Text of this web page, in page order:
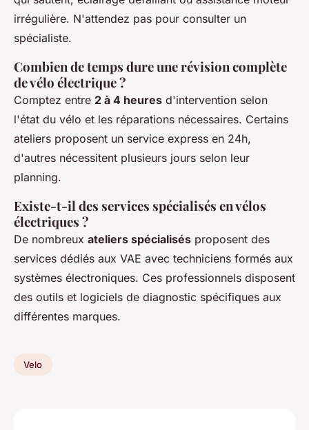
irrégulière. N'attendez pas pour consulter un
spécialiste.
Combien de temps dure une révision complète
de vélo électrique ?
Comptez entre 2 à 4 heures d'intervention selon
l'état du vélo et les réparations nécessaires. Certains
ateliers proposent un service express en 24h,
d'autres nécessitent plusieurs jours selon leur
planning.
Existe-t-il des services spécialisés en vélos
électriques ?
De nombreux ateliers spécialisés proposent des
services dédiés aux VAE avec techniciens formés aux
systèmes électroniques. Ces professionnels disposent
des outils et logiciels de diagnostic spécifiques aux
différentes marques.
Velo